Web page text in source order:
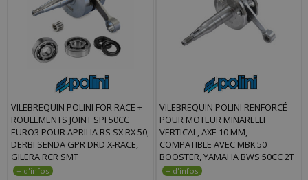
VILEBREQUIN POLINI FOR RACE +
ROULEMENTS JOINT SPI 50CC
EURO3 POUR APRILIA RS SX RX 50,
DERBI SENDA GPR DRD X-RACE,
GILERA RCR SMT
VILEBREQUIN POLINI RENFORCÉ
POUR MOTEUR MINARELLI
VERTICAL, AXE 10 MM,
COMPATIBLE AVEC MBK 50
BOOSTER, YAMAHA BWS 50CC 2T